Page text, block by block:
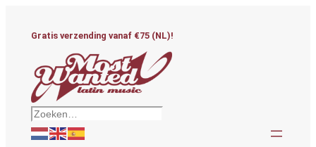
Gratis verzending vanaf €75 (NL)!
Zoeken